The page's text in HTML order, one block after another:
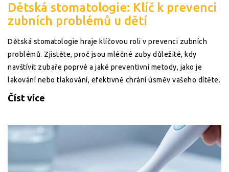
Dětská stomatologie: Klíč k prevenci
zubních problémů u dětí
Dětská stomatologie hraje klíčovou roli v prevenci zubních
problémů. Zjistěte, proč jsou mléčné zuby důležité, kdy
navštívit zubaře poprvé a jaké preventivní metody, jako je
lakování nebo tlakování, efektivně chrání úsměv vašeho dítěte.
Číst více